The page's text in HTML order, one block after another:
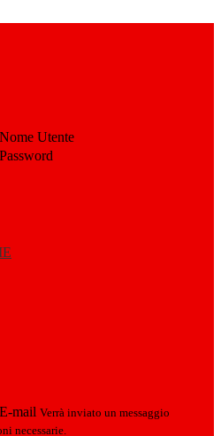
Nome Utente
Password
E-mail Verrà inviato un messaggio
necessarie.